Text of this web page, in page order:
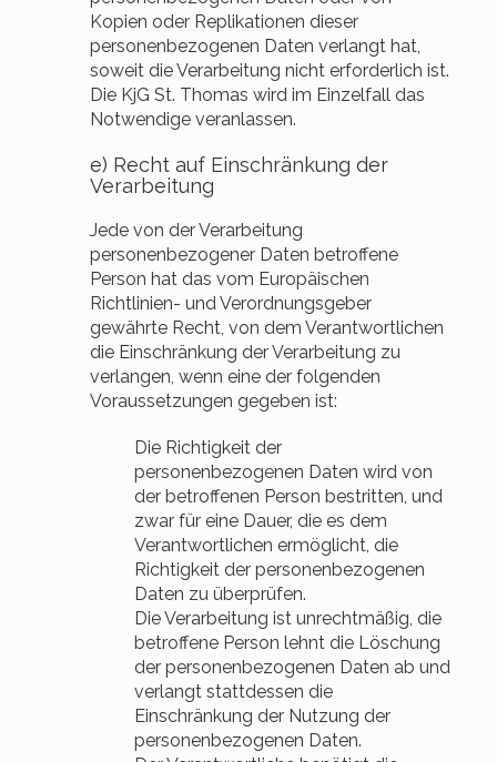
Kopien oder Replikationen dieser
personenbezogenen Daten verlangt hat,
soweit die Verarbeitung nicht erforderlich ist.
Die KjG St. Thomas wird im Einzelfall das
Notwendige veranlassen.
e) Recht auf Einschränkung der
Verarbeitung
Jede von der Verarbeitung
personenbezogener Daten betroffene
Person hat das vom Europäischen
Richtlinien- und Verordnungsgeber
gewährte Recht, von dem Verantwortlichen
die Einschränkung der Verarbeitung zu
verlangen, wenn eine der folgenden
Voraussetzungen gegeben ist:
Die Richtigkeit der
personenbezogenen Daten wird von
der betroffenen Person bestritten, und
zwar für eine Dauer, die es dem
Verantwortlichen ermöglicht, die
Richtigkeit der personenbezogenen
Daten zu überprüfen.
Die Verarbeitung ist unrechtmäßig, die
betroffene Person lehnt die Löschung
der personenbezogenen Daten ab und
verlangt stattdessen die
Einschränkung der Nutzung der
personenbezogenen Daten.